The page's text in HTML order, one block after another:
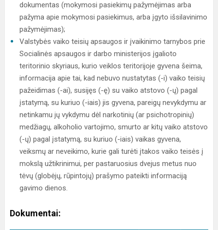
dokumentas (mokymosi pasiekimų pažymėjimas arba
pažyma apie mokymosi pasiekimus, arba įgyto išsilavinimo
pažymėjimas);
Valstybės vaiko teisių apsaugos ir įvaikinimo tarnybos prie
Socialinės apsaugos ir darbo ministerijos įgalioto
teritorinio skyriaus, kurio veiklos teritorijoje gyvena šeima,
informacija apie tai, kad nebuvo nustatytas (-i) vaiko teisių
pažeidimas (-ai), susijęs (-ę) su vaiko atstovo (-ų) pagal
įstatymą, su kuriuo (-iais) jis gyvena, pareigų nevykdymu ar
netinkamu jų vykdymu dėl narkotinių (ar psichotropinių)
medžiagų, alkoholio vartojimo, smurto ar kitų vaiko atstovo
(-ų) pagal įstatymą, su kuriuo (-iais) vaikas gyvena,
veiksmų ar neveikimo, kurie gali turėti įtakos vaiko teisės į
mokslą užtikrinimui, per pastaruosius dvejus metus nuo
tėvų (globėjų, rūpintojų) prašymo pateikti informaciją
gavimo dienos.
Dokumentai: